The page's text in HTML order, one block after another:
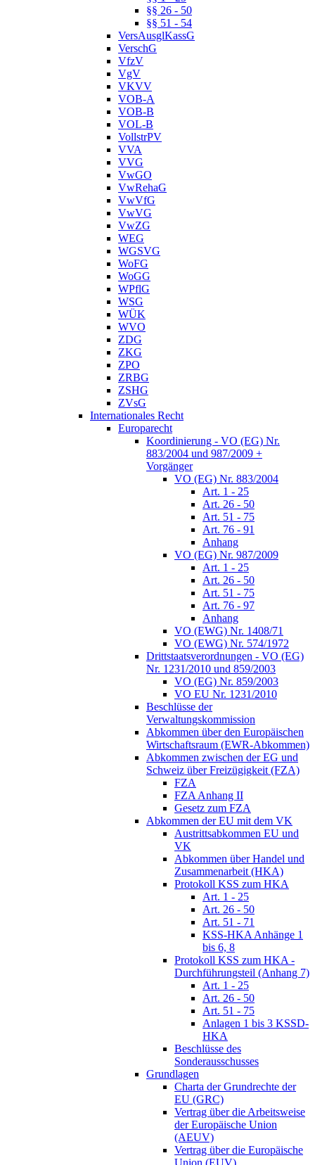
§§ 26 - 50
§§ 51 - 54
VersAusglKassG
VerschG
VfzV
VgV
VKVV
VOB-A
VOB-B
VOL-B
VollstrPV
VVA
VVG
VwGO
VwRehaG
VwVfG
VwVG
VwZG
WEG
WGSVG
WoFG
WoGG
WPflG
WSG
WÜK
WVO
ZDG
ZKG
ZPO
ZRBG
ZSHG
ZVsG
Internationales Recht
Europarecht
Koordinierung - VO (EG) Nr.
883/2004 und 987/2009 +
Vorgänger
VO (EG) Nr. 883/2004
Art. 1 - 25
Art. 26 - 50
Art. 51 - 75
Art. 76 - 91
Anhang
VO (EG) Nr. 987/2009
Art. 1 - 25
Art. 26 - 50
Art. 51 - 75
Art. 76 - 97
Anhang
VO (EWG) Nr. 1408/71
VO (EWG) Nr. 574/1972
Drittstaatsverordnungen - VO (EG)
Nr. 1231/2010 und 859/2003
VO (EG) Nr. 859/2003
VO EU Nr. 1231/2010
Beschlüsse der
Verwaltungskommission
Abkommen über den Europäischen
Wirtschaftsraum (EWR-Abkommen)
Abkommen zwischen der EG und
Schweiz über Freizügigkeit (FZA)
FZA
FZA Anhang II
Gesetz zum FZA
Abkommen der EU mit dem VK
Austrittsabkommen EU und
VK
Abkommen über Handel und
Zusammenarbeit (HKA)
Protokoll KSS zum HKA
Art. 1 - 25
Art. 26 - 50
Art. 51 - 71
KSS-HKA Anhänge 1
bis 6, 8
Protokoll KSS zum HKA -
Durchführungsteil (Anhang 7)
Art. 1 - 25
Art. 26 - 50
Art. 51 - 75
Anlagen 1 bis 3 KSSD-
HKA
Beschlüsse des
Sonderausschusses
Grundlagen
Charta der Grundrechte der
EU (GRC)
Vertrag über die Arbeitsweise
der Europäische Union
(AEUV)
Vertrag über die Europäische
Union (EUV)